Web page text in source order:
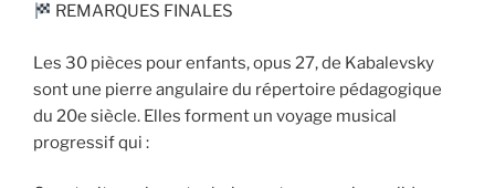
REMARQUES FINALES
Les 30 pièces pour enfants, opus 27, de Kabalevsky
sont une pierre angulaire du répertoire pédagogique
du 20e siècle. Elles forment un voyage musical
progressif qui :